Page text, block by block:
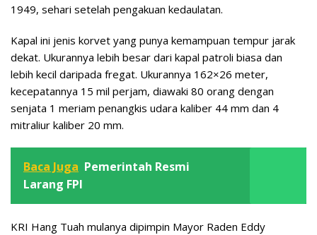
1949, sehari setelah pengakuan kedaulatan.
Kapal ini jenis korvet yang punya kemampuan tempur jarak
dekat. Ukurannya lebih besar dari kapal patroli biasa dan
lebih kecil daripada fregat. Ukurannya 162×26 meter,
kecepatannya 15 mil perjam, diawaki 80 orang dengan
senjata 1 meriam penangkis udara kaliber 44 mm dan 4
mitraliur kaliber 20 mm.
Baca Juga Pemerintah Resmi
Larang FPI
KRI Hang Tuah mulanya dipimpin Mayor Raden Eddy